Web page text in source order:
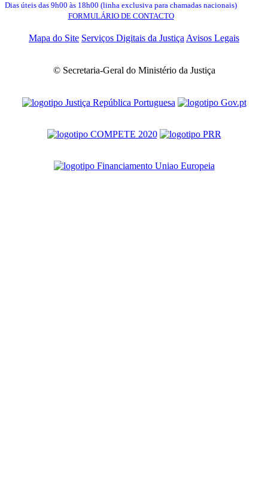
Dias úteis das 9h00 às 18h00 (linha exclusiva para chamadas nacionais)
FORMULÁRIO DE CONTACTO
Mapa do Site Serviços Digitais da JustiçaAvisos Legais
© Secretaria-Geral do Ministério da Justiça